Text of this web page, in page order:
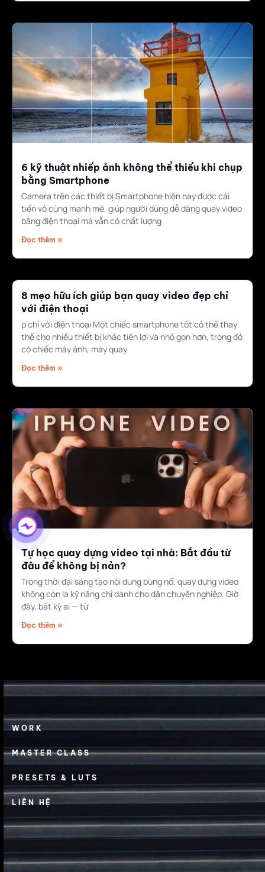
6 kỹ thuật nhiếp ảnh không thể thiếu khi chụp
bằng Smartphone
Camera trên các thiết bị Smartphone hiện nay được cải
tiến vô cùng mạnh mẽ, giúp người dùng dễ dàng quay video
bằng điện thoại mà vẫn có chất lượng
Đọc thêm »
8 mẹo hữu ích giúp bạn quay video đẹp chỉ
với điện thoại
p chỉ với điện thoại Một chiếc smartphone tốt có thể thay
thế cho nhiều thiết bị khác tiện lợi và nhỏ gọn hơn, trong đó
có chiếc máy ảnh, máy quay
Đọc thêm »
Tự học quay dựng video tại nhà: Bắt đầu từ
đâu để không bị nản?
Trong thời đại sáng tạo nội dung bùng nổ, quay dựng video
không còn là kỹ năng chỉ dành cho dân chuyên nghiệp. Giờ
đây, bất kỳ ai — từ
Đọc thêm »
WORK
MASTER CLASS
PRESETS & LUTS
LIÊN HỆ